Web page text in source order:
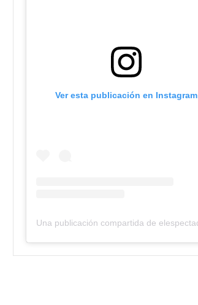
Ver esta publicación en Instagram